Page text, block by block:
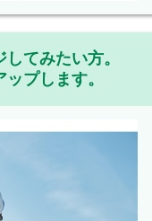
てみたい方。
プします。